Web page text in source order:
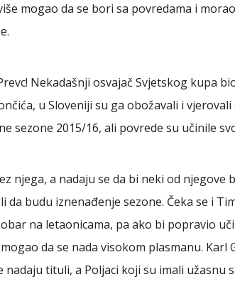
mogao da se bori sa povredama i
Nekadašnji osvajač Svjetskog kupa
u Sloveniji su ga obožavali i
sezone 2015/16, ali povrede su učinile
njega, a nadaju se da bi neki od njegove
da budu iznenađenje sezone. Čeka se i
na letaonicama, pa ako bi popravio
da se nada visokom plasmanu. Karl
nadaju tituli, a Poljaci koji su imali užasnu